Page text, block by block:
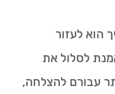
הוא לעזור
לסלול את
עבורם להצלחה,